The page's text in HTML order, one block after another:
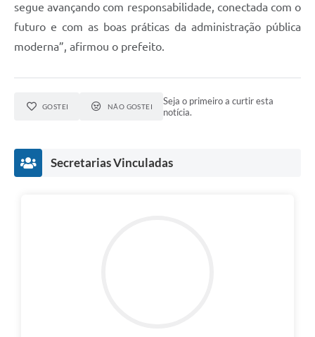
segue avançando com responsabilidade, conectada com o
futuro e com as boas práticas da administração pública
moderna”, afirmou o prefeito.
GOSTEI NÃO GOSTEI
Seja o primeiro a curtir esta
notícia.
Secretarias Vinculadas